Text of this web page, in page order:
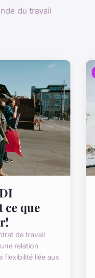
du travail
que
de travail
relation
flexibilité liée aux